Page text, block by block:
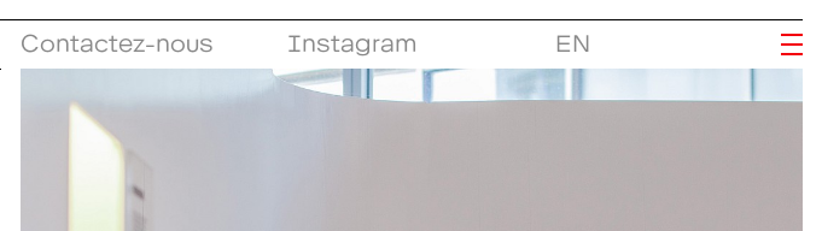
Contactez-nous Instagram EN